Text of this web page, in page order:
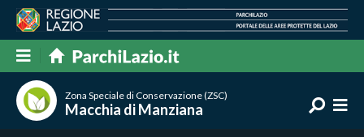
Zona Speciale di Conservazione (ZSC)
Macchia di Manziana